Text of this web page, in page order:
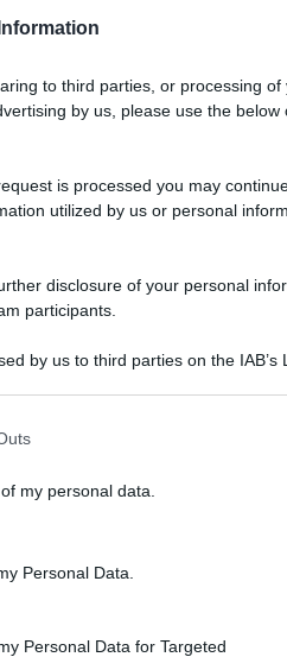
to third parties, or processing
by us, please use the below
is processed you may
utilized by us or personal
disclosure of your personal
participants.
by us to third parties on the IAB’s
my personal data.
Personal Data.
Personal Data for Targeted